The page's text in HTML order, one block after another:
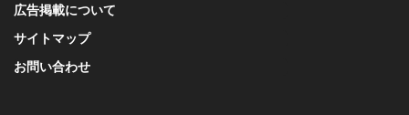
広告掲載について
サイトマップ
お問い合わせ